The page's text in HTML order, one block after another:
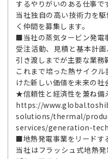
するやりがいのある仕事で
当社独自の高い技術力を
く仲間を募集します。
■当社の蒸気タービン発電
受注活動、見積と基本計
引き渡しまでが主要な業務
これまで培った熱サイク
けた新しい価値を未来の社
★信頼性と経済性を兼ね備
https://
solutions/thermal/
services/generation-
■地熱発電事業をリードす
当社はフラッシュ式地熱